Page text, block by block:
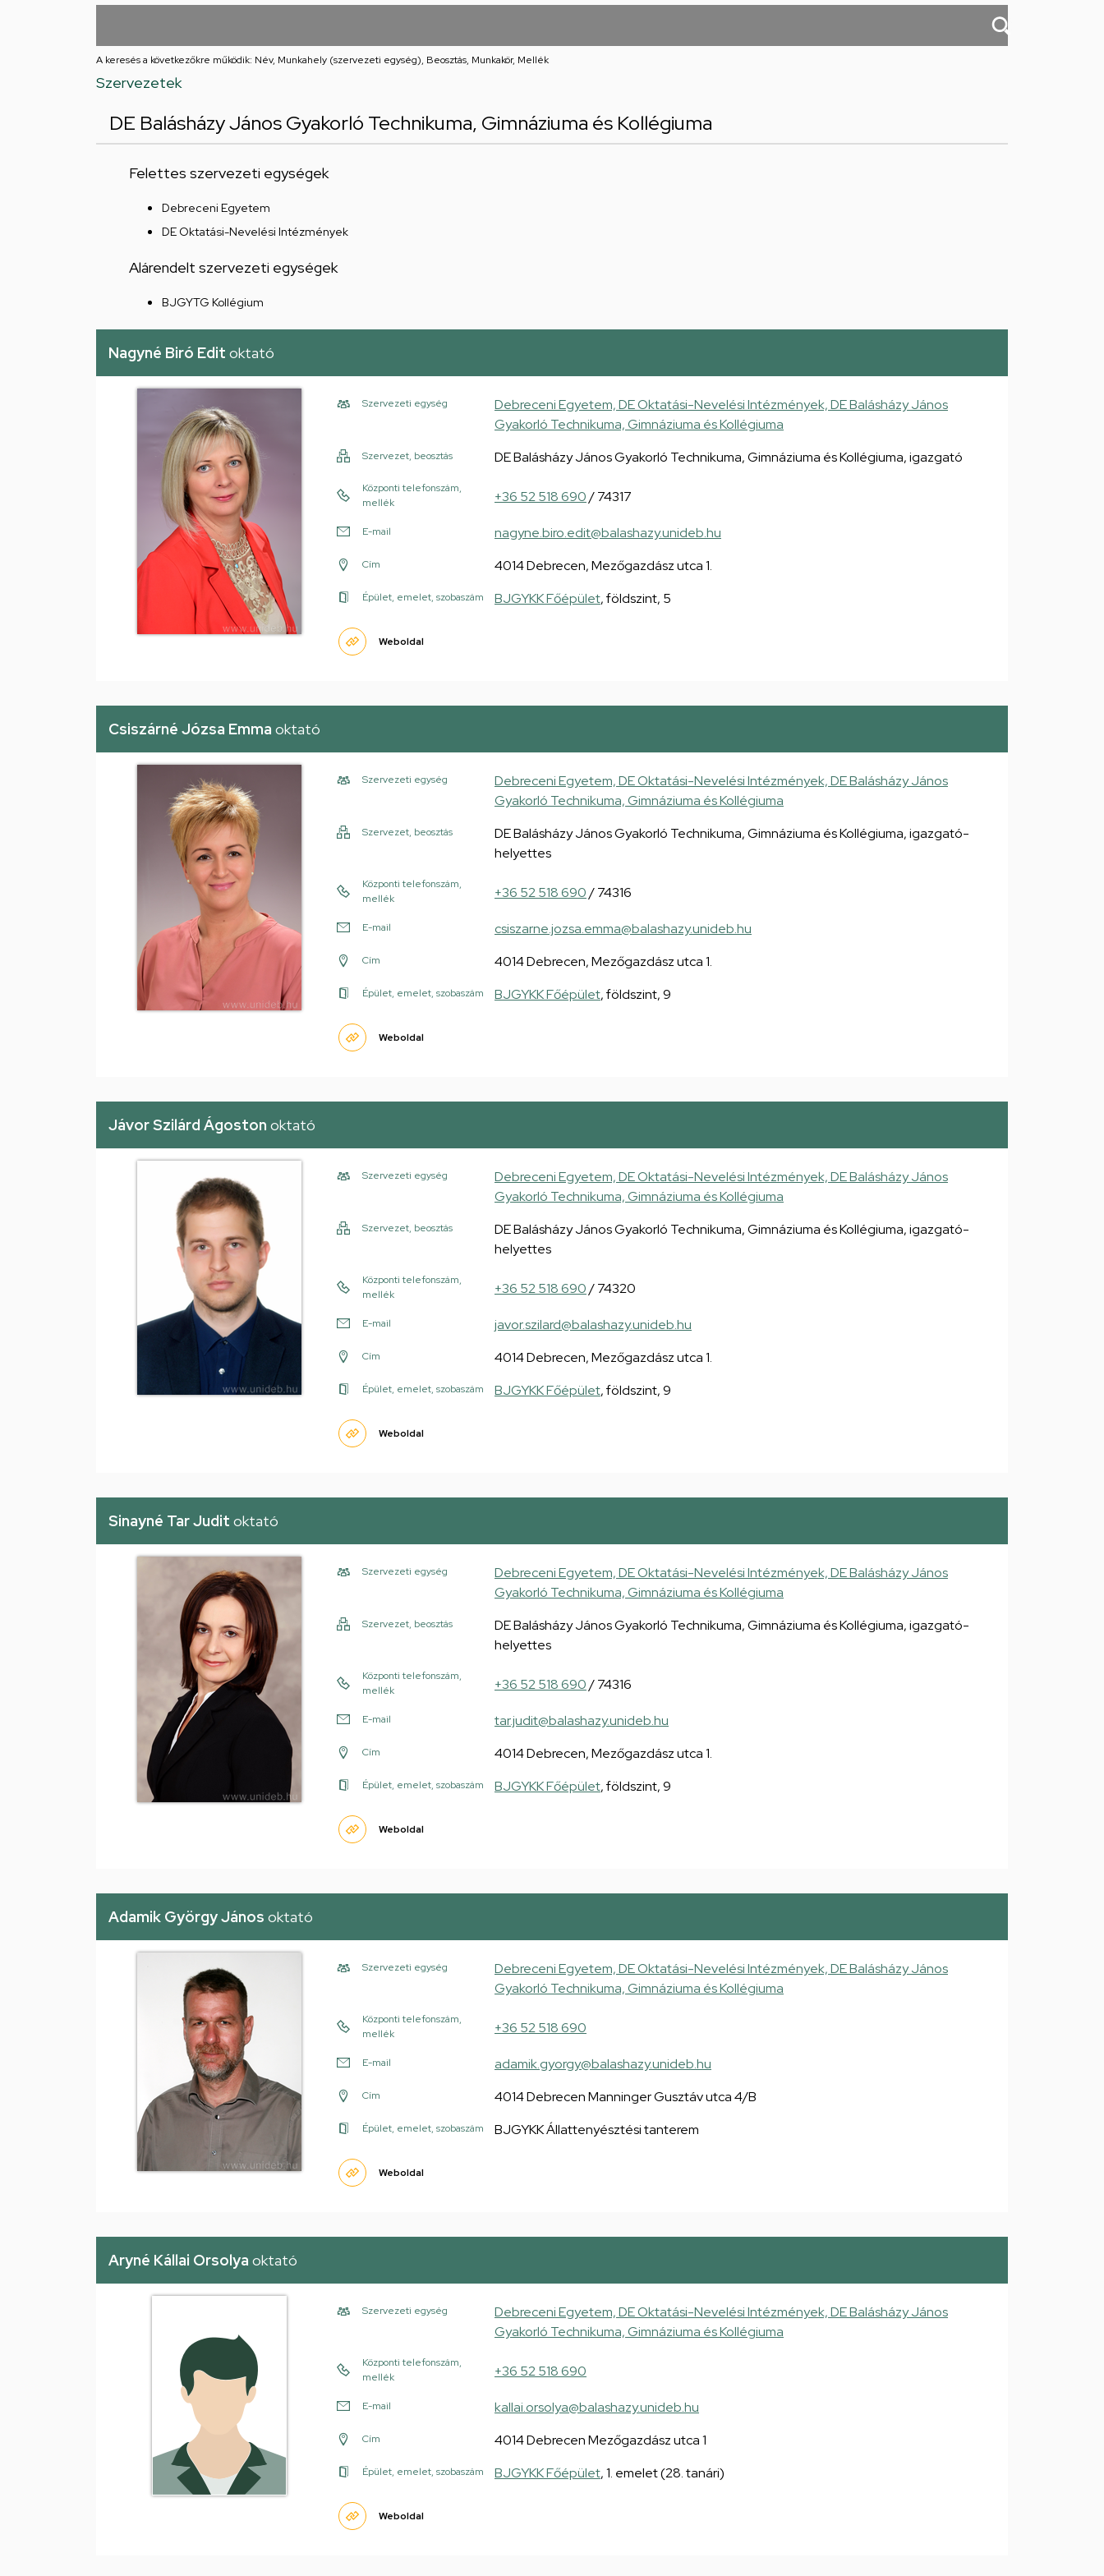
feladatellátási
A keresés a következőkre működik: Név, Munkahely (szervezeti egység), Beosztás, Munkakör, Mellék
Szervezetek
DE Balásházy János Gyakorló Technikuma, Gimnáziuma és Kollégiuma
Felettes szervezeti egységek
Debreceni Egyetem
DE Oktatási-Nevelési Intézmények
Alárendelt szervezeti egységek
BJGYTG Kollégium
Nagyné Biró Edit oktató
Szervezeti egység
Debreceni Egyetem, DE Oktatási-Nevelési Intézmények, DE Balásházy János
Gyakorló Technikuma, Gimnáziuma és Kollégiuma
Szervezet, beosztás DE Balásházy János Gyakorló Technikuma, Gimnáziuma és Kollégiuma, igazgató
Központi telefonszám,
mellék
+36 52 518 690/ 74317
E-mail nagyne.biro.edit@balashazy.unideb.hu
Cím 4014 Debrecen, Mezőgazdász utca 1.
Épület, emelet, szobaszám BJGYKK Főépület, földszint, 5
Weboldal
Csiszárné Józsa Emma oktató
Szervezeti egység
Debreceni Egyetem, DE Oktatási-Nevelési Intézmények, DE Balásházy János
Gyakorló Technikuma, Gimnáziuma és Kollégiuma
Szervezet, beosztás
DE Balásházy János Gyakorló Technikuma, Gimnáziuma és Kollégiuma, igazgató-
helyettes
Központi telefonszám,
mellék
+36 52 518 690/ 74316
E-mail csiszarne.jozsa.emma@balashazy.unideb.hu
Cím 4014 Debrecen, Mezőgazdász utca 1.
Épület, emelet, szobaszám BJGYKK Főépület, földszint, 9
Weboldal
Jávor Szilárd Ágoston oktató
Szervezeti egység
Debreceni Egyetem, DE Oktatási-Nevelési Intézmények, DE Balásházy János
Gyakorló Technikuma, Gimnáziuma és Kollégiuma
Szervezet, beosztás
DE Balásházy János Gyakorló Technikuma, Gimnáziuma és Kollégiuma, igazgató-
helyettes
Központi telefonszám,
mellék
+36 52 518 690/ 74320
E-mail javor.szilard@balashazy.unideb.hu
Cím 4014 Debrecen, Mezőgazdász utca 1.
Épület, emelet, szobaszám BJGYKK Főépület, földszint, 9
Weboldal
Sinayné Tar Judit oktató
Szervezeti egység
Debreceni Egyetem, DE Oktatási-Nevelési Intézmények, DE Balásházy János
Gyakorló Technikuma, Gimnáziuma és Kollégiuma
Szervezet, beosztás
DE Balásházy János Gyakorló Technikuma, Gimnáziuma és Kollégiuma, igazgató-
helyettes
Központi telefonszám,
mellék
+36 52 518 690/ 74316
E-mail tar.judit@balashazy.unideb.hu
Cím 4014 Debrecen, Mezőgazdász utca 1.
Épület, emelet, szobaszám BJGYKK Főépület, földszint, 9
Weboldal
Adamik György János oktató
Szervezeti egység
Debreceni Egyetem, DE Oktatási-Nevelési Intézmények, DE Balásházy János
Gyakorló Technikuma, Gimnáziuma és Kollégiuma
Központi telefonszám,
mellék
+36 52 518 690
E-mail adamik.gyorgy@balashazy.unideb.hu
Cím 4014 Debrecen Manninger Gusztáv utca 4/B
Épület, emelet, szobaszám BJGYKK Állattenyésztési tanterem
Weboldal
Aryné Kállai Orsolya oktató
Szervezeti egység
Debreceni Egyetem, DE Oktatási-Nevelési Intézmények, DE Balásházy János
Gyakorló Technikuma, Gimnáziuma és Kollégiuma
Központi telefonszám,
mellék
+36 52 518 690
E-mail kallai.orsolya@balashazy.unideb.hu
Cím 4014 Debrecen Mezőgazdász utca 1
Épület, emelet, szobaszám BJGYKK Főépület, 1. emelet (28. tanári)
Weboldal